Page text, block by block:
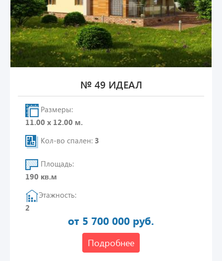
№ 49 ИДЕАЛ
Размеры:
11.00 х 12.00 м.
Кол-во спален: 3
Площадь:
190 кв.м
Этажность:
2
от 5 700 000 руб.
Подробнее